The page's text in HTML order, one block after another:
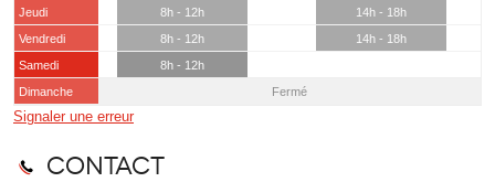
Jeudi
8h - 12h
14h - 18h
Vendredi
8h - 12h
14h - 18h
Samedi
8h - 12h
Dimanche
Fermé
Signaler une erreur
Contact